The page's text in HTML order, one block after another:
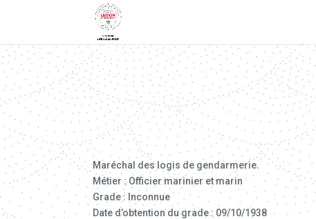
Maréchal des logis de gendarmerie.
Métier : Officier marinier et marin
Grade : Inconnue
Date d’obtention du grade : 09/10/1938